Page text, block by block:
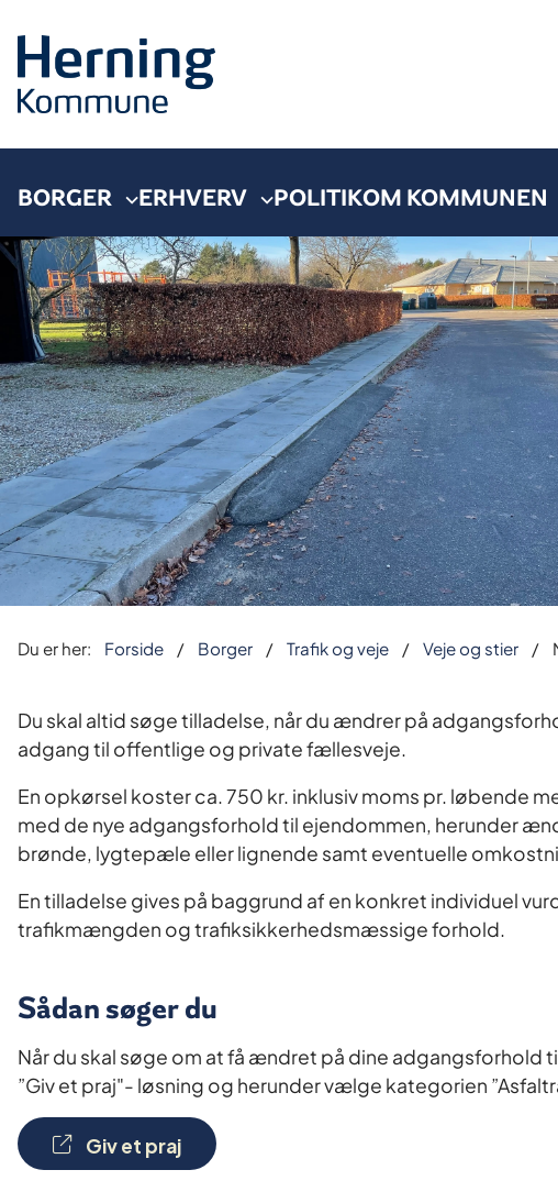
BORGER ERHVERV POLITIKOM KOMMUNEN
Du er her: Forside Borger Trafik og veje Veje og stier
Du skal altid søge tilladelse, når du ændrer på
adgang til offentlige og private fællesveje.
En opkørsel koster ca. 750 kr. inklusiv moms pr. løbende
med de nye adgangsforhold til ejendommen, herunder
brønde, lygtepæle eller lignende samt eventuelle
En tilladelse gives på baggrund af en konkret individuel
trafikmængden og trafiksikkerhedsmæssige forhold.
Sådan søger du
Når du skal søge om at få ændret på dine adgangsforhold
”Giv et praj"- løsning og herunder vælge kategorien
Giv et praj